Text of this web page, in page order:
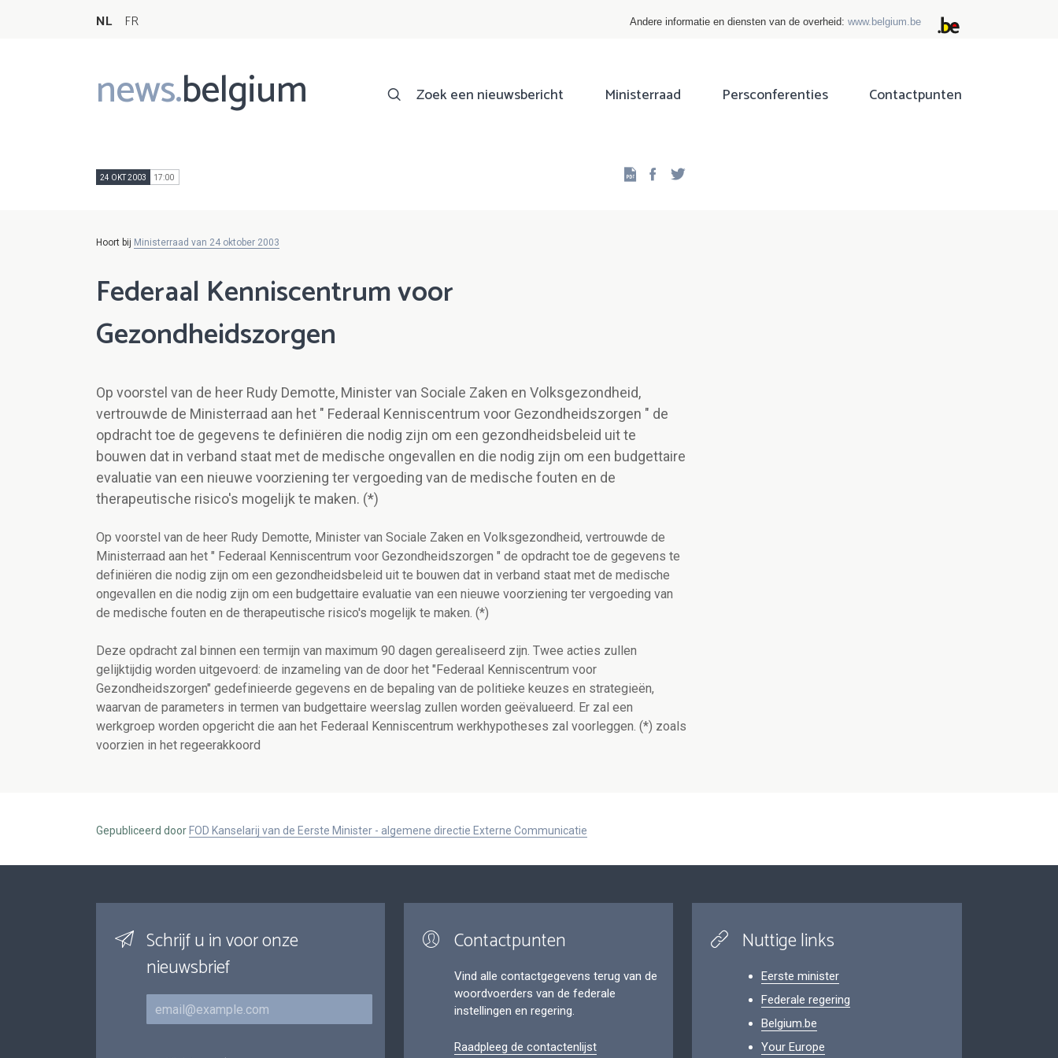
NL FR Andere informatie en diensten van de overheid: www.belgium.be
news.belgium
Main
navigation
Zoek een nieuwsbericht Ministerraad Persconferenties Contactpunten
24 OKT 2003 17:00 Facebook
Hoort bij Ministerraad van 24 oktober 2003
Federaal Kenniscentrum voor
Gezondheidszorgen
Op voorstel van de heer Rudy Demotte, Minister van Sociale Zaken en Volksgezondheid,
vertrouwde de Ministerraad aan het " Federaal Kenniscentrum voor Gezondheidszorgen " de
opdracht toe de gegevens te definiëren die nodig zijn om een gezondheidsbeleid uit te
bouwen dat in verband staat met de medische ongevallen en die nodig zijn om een budgettaire
evaluatie van een nieuwe voorziening ter vergoeding van de medische fouten en de
therapeutische risico's mogelijk te maken. (*)
Op voorstel van de heer Rudy Demotte, Minister van Sociale Zaken en Volksgezondheid, vertrouwde de
Ministerraad aan het " Federaal Kenniscentrum voor Gezondheidszorgen " de opdracht toe de gegevens te
definiëren die nodig zijn om een gezondheidsbeleid uit te bouwen dat in verband staat met de medische
ongevallen en die nodig zijn om een budgettaire evaluatie van een nieuwe voorziening ter vergoeding van
de medische fouten en de therapeutische risico's mogelijk te maken. (*)
Deze opdracht zal binnen een termijn van maximum 90 dagen gerealiseerd zijn. Twee acties zullen
gelijktijdig worden uitgevoerd: de inzameling van de door het "Federaal Kenniscentrum voor
Gezondheidszorgen" gedefinieerde gegevens en de bepaling van de politieke keuzes en strategieën,
waarvan de parameters in termen van budgettaire weerslag zullen worden geëvalueerd. Er zal een
werkgroep worden opgericht die aan het Federaal Kenniscentrum werkhypotheses zal voorleggen. (*) zoals
voorzien in het regeerakkoord
Gepubliceerd door FOD Kanselarij van de Eerste Minister - algemene directie Externe Communicatie
Schrijf u in voor onze
nieuwsbrief
E-mail
Contactpunten
Vind alle contactgegevens terug van de
woordvoerders van de federale
instellingen en regering.
Raadpleeg de contactenlijst
Nuttige links
Eerste minister
Federale regering
Belgium.be
Your Europe